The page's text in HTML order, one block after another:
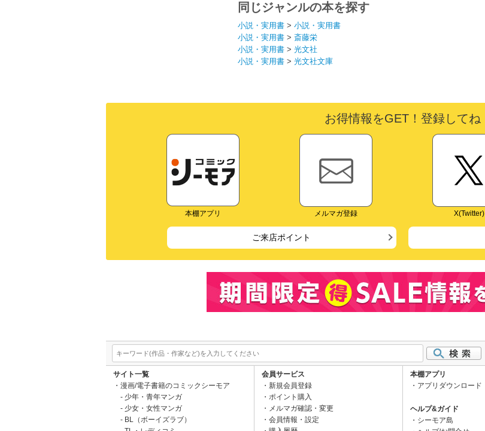
同じジャンルの本を探す
小説・実用書 > 小説・実用書
小説・実用書 > 斎藤栄
小説・実用書 > 光文社
小説・実用書 > 光文社文庫
お得情報をGET！登録してね
本棚アプリ メルマガ登録 X(Twitter)
ご来店ポイント
サイト一覧
漫画/電子書籍のコミックシーモア
少年・青年マンガ
少女・女性マンガ
BL（ボーイズラブ）
会員サービス
新規会員登録
ポイント購入
メルマガ確認・変更
会員情報・設定
本棚アプリ
アプリダウンロード
ヘルプ&ガイド
シーモア島